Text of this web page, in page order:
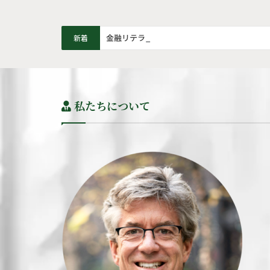
新着 金融リテラシー | お金持ちは銘柄探しから始
私たちについて